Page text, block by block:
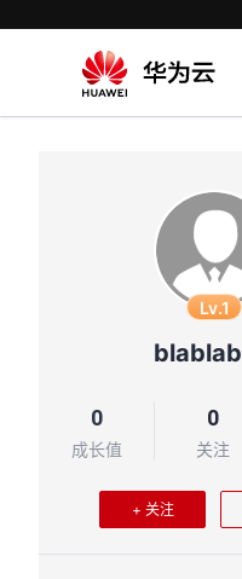
Lv.1
0
成长值
0
关注
+ 关注